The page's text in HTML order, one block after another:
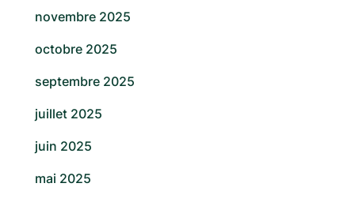
novembre 2025
octobre 2025
septembre 2025
juillet 2025
juin 2025
mai 2025